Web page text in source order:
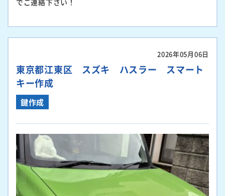
2026年05月06日
東京都江東区 スズキ ハスラー スマート
キー作成
鍵作成